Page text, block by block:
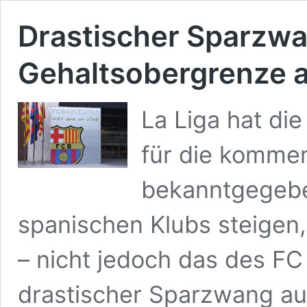
Drastischer
Gehaltsobergrenze
La Liga hat
für die
spanischen Klubs
– nicht jedoch das des
drastischer Sparzwang